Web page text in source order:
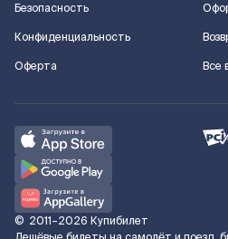
Безопасность
Конфиденциальность
Оферта
Все
© 2011–2026 Купибилет